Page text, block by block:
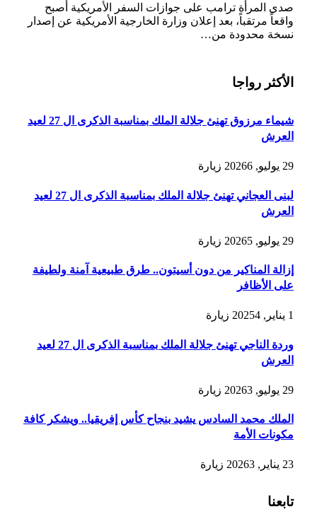
صدى المرأة ترامب على جوازات السفر الأمريكية أصبح
واقعاً مرتقباً، بعد إعلان وزارة الخارجية الأمريكية عن إصدار
نسخة محدودة من…
الأكثر رواجا
شيماء مرزوق تهنئ جلالة الملك بمناسبة الذكرى ال 27 لعيد
العرش
29 يوليو, 2026 6 زيارة
لبنى العجاني تهنئ جلالة الملك بمناسبة الذكرى ال 27 لعيد
العرش
29 يوليو, 2026 5 زيارة
إزالة المناكير من دون أسيتون.. طرق طبيعية آمنة ولطيفة
على الأظافر
1 يناير, 2025 4 زيارة
وردة الناجي تهنئ جلالة الملك بمناسبة الذكرى ال 27 لعيد
العرش
29 يوليو, 2026 3 زيارة
الملك محمد السادس يشيد بنجاح كأس إفريقيا.. ويشكر كافة
مكونات الأمة
23 يناير, 2026 3 زيارة
تابعنا